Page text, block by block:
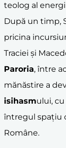
teolog al
După un timp,
pricina
Traciei și
Paroria, între
mănăstire a
isihasmului,
întregul spațiu
Române.